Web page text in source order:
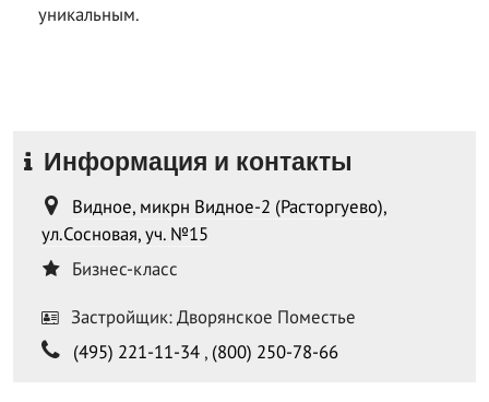
уникальным.
Информация и контакты
Видное, микрн Видное-2 (Расторгуево),
ул.Сосновая, уч. №15
Бизнес-класс
Застройщик: Дворянское Поместье
(495) 221-11-34 , (800) 250-78-66